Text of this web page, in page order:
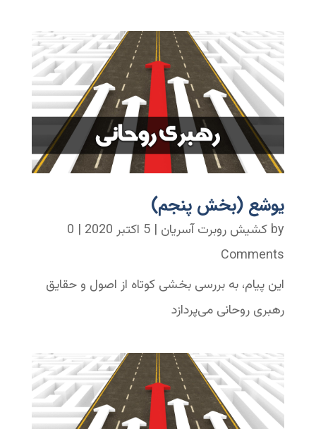
یوشع (بخش پنجم)
by کشیش روبرت آسریان | 5 اکتبر 2020
| 0
Comments
این پیام، به بررسی بخشی کوتاه از اصول و حقایق
رهبری روحانی می‌پردازد